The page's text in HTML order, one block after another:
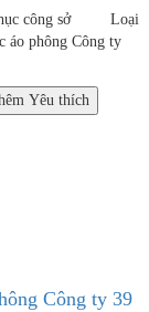
công sở Loại
áo phông Công ty
Yêu thích
Công ty 39